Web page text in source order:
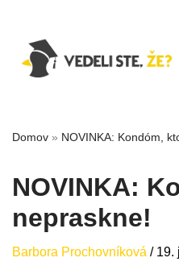
Domov » NOVINKA: Kondóm,
NOVINKA:
nepraskne!
Barbora Prochovníková / 19.